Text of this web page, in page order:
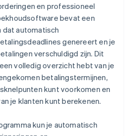
en professioneel
bevat een
dat automatisch
genereert en je
verschuldigd zijn. Dit
volledig overzicht hebt van je
betalingstermijnen,
kunt voorkomen en
je klanten kunt berekenen.
kun je automatisch